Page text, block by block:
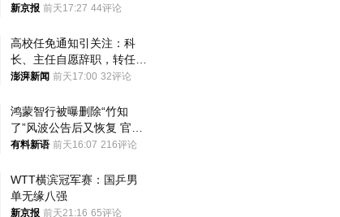
入却越来越少
新京报 前天17:27 44评论
高校任免通知引关注：科
长、主任自愿辞职，转任思
政辅导员
澎湃新闻 前天17:00 32评论
鸿蒙智行被曝删除“竹知
了”风波公告后又恢复 官媒
曾力挺：劝华为要大度的，
有料新语 前天16:07 216评论
WTT横滨冠军赛：国乒男
单无缘八强
新京报 前天21:16 65评论